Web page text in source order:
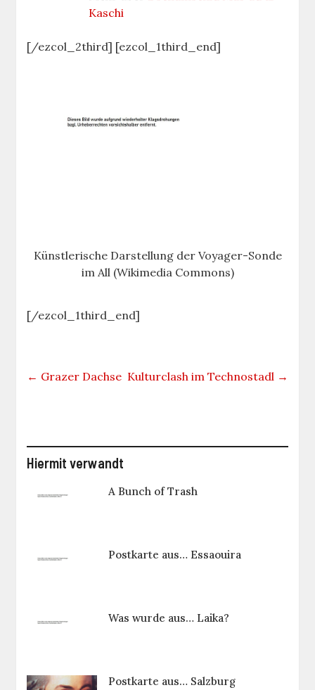
Kaschi
[/ezcol_2third] [ezcol_1third_end]
Künstlerische Darstellung der Voyager-Sonde
im All (Wikimedia Commons)
[/ezcol_1third_end]
← Grazer Dachse Kulturclash im Technostadl →
Hiermit verwandt
A Bunch of Trash
Postkarte aus… Essaouira
Was wurde aus… Laika?
Postkarte aus… Salzburg